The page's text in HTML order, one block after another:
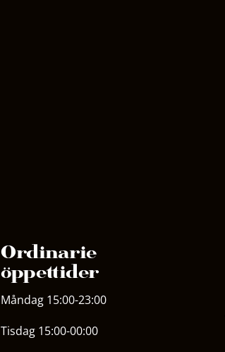
Ordinarie
öppettider
Måndag 15:00-23:00
Tisdag 15:00-00:00